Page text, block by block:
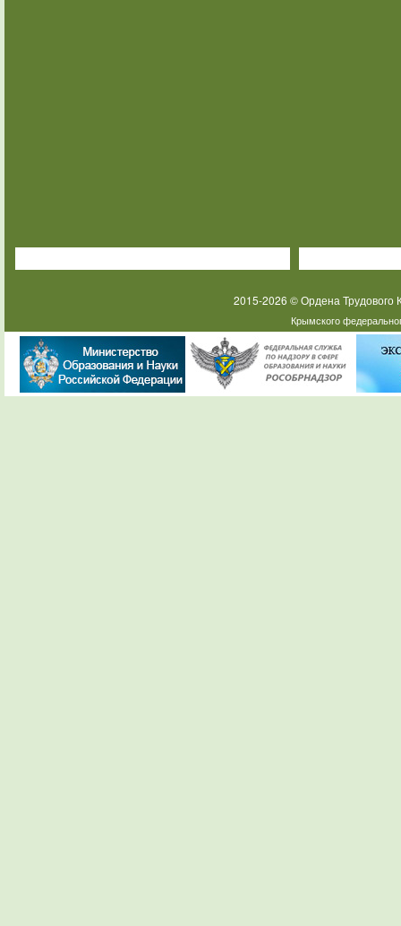
2015-2026 © Ордена
Крымского